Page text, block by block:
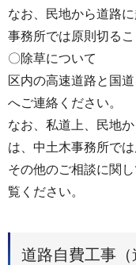
なお、民地から道路
事務所では原則切るこ
〇除草について
区内の高速道路と国
へご連絡ください。
なお、私道上、民地
は、中土木事務所で
その他のご相談に関し
覧ください。
道路自費工事